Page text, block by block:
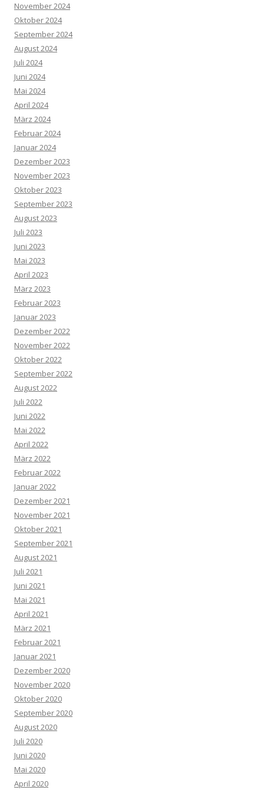
November 2024
Oktober 2024
September 2024
August 2024
Juli 2024
Juni 2024
Mai 2024
April 2024
März 2024
Februar 2024
Januar 2024
Dezember 2023
November 2023
Oktober 2023
September 2023
August 2023
Juli 2023
Juni 2023
Mai 2023
April 2023
März 2023
Februar 2023
Januar 2023
Dezember 2022
November 2022
Oktober 2022
September 2022
August 2022
Juli 2022
Juni 2022
Mai 2022
April 2022
März 2022
Februar 2022
Januar 2022
Dezember 2021
November 2021
Oktober 2021
September 2021
August 2021
Juli 2021
Juni 2021
Mai 2021
April 2021
März 2021
Februar 2021
Januar 2021
Dezember 2020
November 2020
Oktober 2020
September 2020
August 2020
Juli 2020
Juni 2020
Mai 2020
April 2020